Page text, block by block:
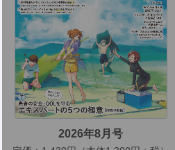
2026年8月号